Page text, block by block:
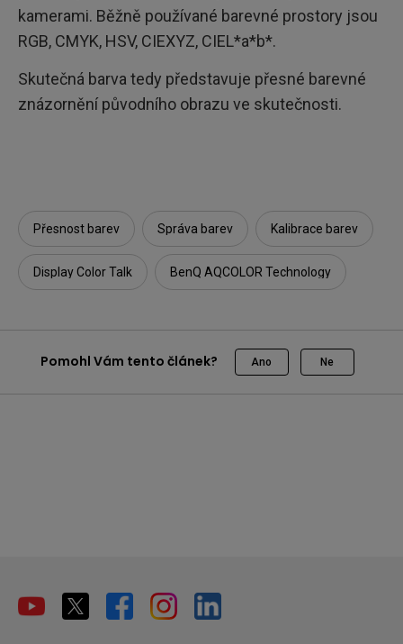
kamerami. Běžně používané barevné prostory jsou
RGB, CMYK, HSV, CIEXYZ, CIEL*a*b*.
Skutečná barva tedy představuje přesné barevné
znázornění původního obrazu ve skutečnosti.
Přesnost barev Správa barev Kalibrace barev
Display Color Talk BenQ AQCOLOR Technology
Pomohl Vám tento článek? Ano Ne